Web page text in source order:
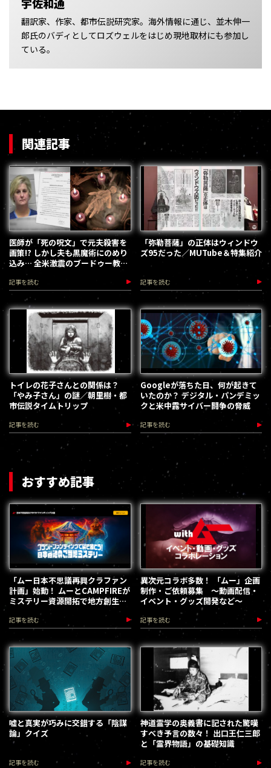
宇佐和通
翻訳家、作家、都市伝説研究家。海外情報に通じ、並木伸一
郎氏のバディとしてロズウェルをはじめ現地取材にも参加し
ている。
関連記事
医師が「死の呪文」で元夫殺害を
画策!? しかし夫も黒魔術にのめり
込み… 全米激震のブードゥー教悪
用事件
記事を読む
「弥勒菩薩」の正体はウィンドウ
ズ95だった／MUTube＆特集紹介
記事を読む
トイレの花子さんとの関係は？
「やみ子さん」の謎／朝里樹・都
市伝説タイムトリップ
記事を読む
Googleが落ちた日、何が起きて
いたのか？ デジタル・パンデミッ
クと米中露サイバー闘争の脅威
記事を読む
おすすめ記事
「ムー日本不思議再興クラファン
計画」始動！ ムーとCAMPFIREが
ミステリー資源開拓で地方創生を
加速します
記事を読む
異次元コラボ多数！ 「ムー」企画
制作・ご依頼募集 ～動画配信・
イベント・グッズ開発など～
記事を読む
嘘と真実が巧みに交錯する「陰謀
論」クイズ
記事を読む
神道霊学の奥義書に記された驚嘆
すべき予言の数々！ 出口王仁三郎
と「霊界物語」の基礎知識
記事を読む